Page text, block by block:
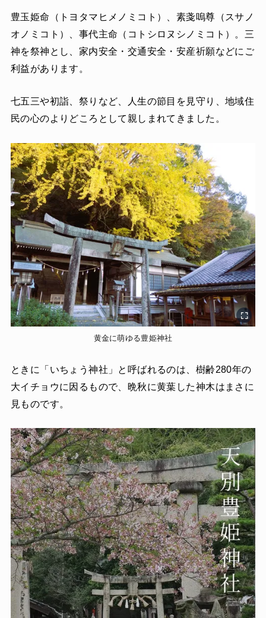
豊玉姫命（トヨタマヒメノミコト）、素戔嗚尊（スサノ
オノミコト）、事代主命（コトシロヌシノミコト）。三
神を祭神とし、家内安全・交通安全・安産祈願などにご
利益があります。
七五三や初詣、祭りなど、人生の節目を見守り、地域住
民の心のよりどころとして親しまれてきました。
黄金に萌ゆる豊姫神社
ときに「いちょう神社」と呼ばれるのは、樹齢280年の
大イチョウに因るもので、晩秋に黄葉した神木はまさに
見ものです。